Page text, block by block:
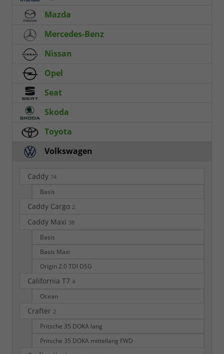
Mazda
Mercedes-Benz
Nissan
Opel
Seat
Skoda
Toyota
Volkswagen
Caddy 74
Basis
Caddy Cargo 2
Caddy Maxi 38
Basis
Basis Maxi
Origin 2.0 TDI DSG
California T7 4
Ocean
Crafter 2
Pritsche 35 DOKA lang
Pritsche 35 DOKA mittellang FWD